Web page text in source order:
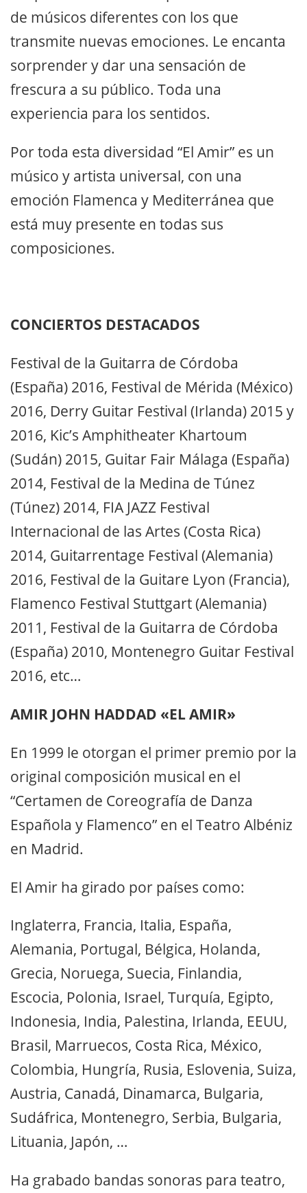
de músicos diferentes con los que
transmite nuevas emociones. Le encanta
sorprender y dar una sensación de
frescura a su público. Toda una
experiencia para los sentidos.
Por toda esta diversidad “El Amir” es un
músico y artista universal, con una
emoción Flamenca y Mediterránea que
está muy presente en todas sus
composiciones.
CONCIERTOS DESTACADOS
Festival de la Guitarra de Córdoba
(España) 2016, Festival de Mérida (México)
2016, Derry Guitar Festival (Irlanda) 2015 y
2016, Kic’s Amphitheater Khartoum
(Sudán) 2015, Guitar Fair Málaga (España)
2014, Festival de la Medina de Túnez
(Túnez) 2014, FIA JAZZ Festival
Internacional de las Artes (Costa Rica)
2014, Guitarrentage Festival (Alemania)
2016, Festival de la Guitare Lyon (Francia),
Flamenco Festival Stuttgart (Alemania)
2011, Festival de la Guitarra de Córdoba
(España) 2010, Montenegro Guitar Festival
2016, etc…
AMIR JOHN HADDAD «EL AMIR»
En 1999 le otorgan el primer premio por la
original composición musical en el
“Certamen de Coreografía de Danza
Española y Flamenco” en el Teatro Albéniz
en Madrid.
El Amir ha girado por países como:
Inglaterra, Francia, Italia, España,
Alemania, Portugal, Bélgica, Holanda,
Grecia, Noruega, Suecia, Finlandia,
Escocia, Polonia, Israel, Turquía, Egipto,
Indonesia, India, Palestina, Irlanda, EEUU,
Brasil, Marruecos, Costa Rica, México,
Colombia, Hungría, Rusia, Eslovenia, Suiza,
Austria, Canadá, Dinamarca, Bulgaria,
Sudáfrica, Montenegro, Serbia, Bulgaria,
Lituania, Japón, …
Ha grabado bandas sonoras para teatro,